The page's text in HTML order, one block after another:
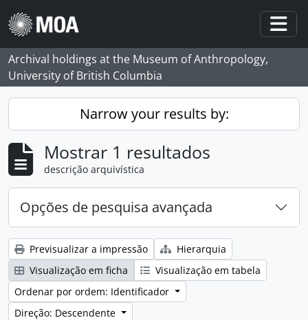
Skip to main content
Archival holdings at the Museum of Anthropology,
University of British Columbia
Narrow your results by:
Mostrar 1 resultados
descrição arquivística
Opções de pesquisa avançada
Previsualizar a impressão
Hierarquia
Visualização em ficha
Visualização em tabela
Ordenar por ordem: Identificador
Direção: Descendente